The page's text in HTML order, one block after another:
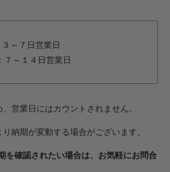
～７日営業日
７～１４日営業日
営業日にはカウントされません。
納期が変動する場合がございます。
を確認されたい場合は、お気軽にお問合